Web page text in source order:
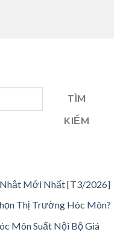
TÌM
KIẾM
Nhật Mới Nhất [T3/2026]
Thị Trường Hóc Môn?
Môn Suất Nội Bộ Giá